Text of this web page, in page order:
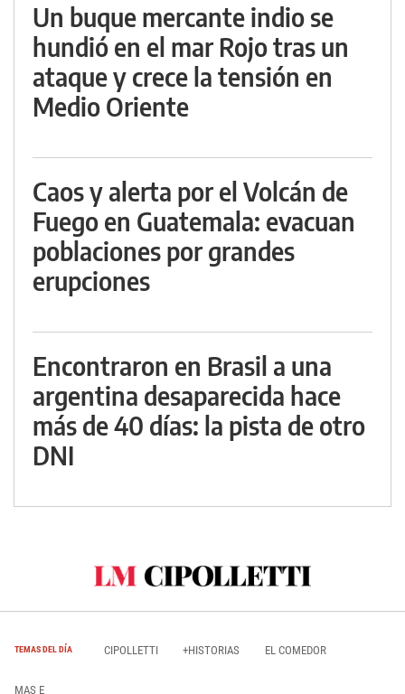
Un buque mercante indio se
hundió en el mar Rojo tras un
ataque y crece la tensión en
Medio Oriente
Caos y alerta por el Volcán de
Fuego en Guatemala: evacuan
poblaciones por grandes
erupciones
Encontraron en Brasil a una
argentina desaparecida hace
más de 40 días: la pista de otro
DNI
TEMAS DEL DÍA CIPOLLETTI +HISTORIAS EL COMEDOR
MAS E